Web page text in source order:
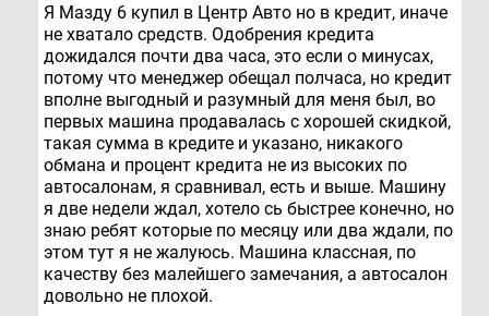
Я Мазду 6 купил в Центр Авто но в кредит, иначе
не хватало средств. Одобрения кредита
дожидался почти два часа, это если о минусах,
потому что менеджер обещал полчаса, но кредит
вполне выгодный и разумный для меня был, во
первых машина продавалась с хорошей скидкой,
такая сумма в кредите и указано, никакого
обмана и процент кредита не из высоких по
автосалонам, я сравнивал, есть и выше. Машину
я две недели ждал, хотело сь быстрее конечно, но
знаю ребят которые по месяцу или два ждали, по
этом тут я не жалуюсь. Машина классная, по
качеству без малейшего замечания, а автосалон
довольно не плохой.